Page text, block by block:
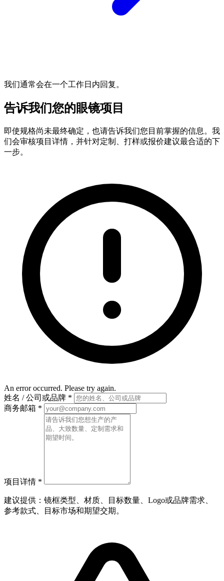
我们通常会在一个工作日内回复。
告诉我们您的眼镜项目
即使规格尚未最终确定，也请告诉我们您目前掌握的信息。我
们会审核项目详情，并针对定制、打样或报价建议最合适的下
一步。
An error occurred. Please try again.
姓名 / 公司或品牌 *
商务邮箱 *
项目详情 *
建议提供：镜框类型、材质、目标数量、Logo或品牌需求、
参考款式、目标市场和期望交期。